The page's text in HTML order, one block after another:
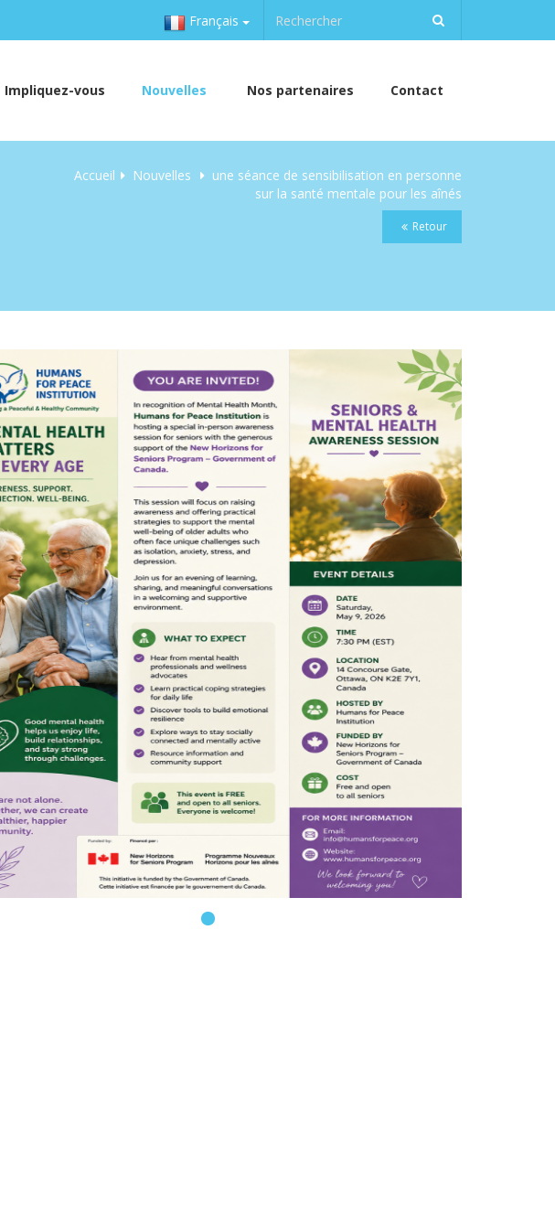
Français
Impliquez-vous Nouvelles Nos partenaires Contact
Accueil Nouvelles
une séance de sensibilisation en personne
sur la santé mentale pour les aînés
Retour